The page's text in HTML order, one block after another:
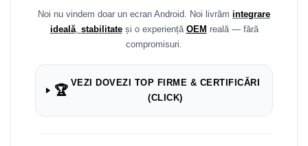
Daihatsu
Navigații auto universale
Navigații auto universale
Navigații universale 2DIN
Noi nu vindem doar un ecran Android. Noi livrăm integrare
ideală, stabilitateși o experiență OEM reală — fără
compromisuri.
🏆
VEZI DOVEZI TOP FIRME & CERTIFICĂRI
(CLICK)